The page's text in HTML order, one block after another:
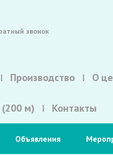
звонок
Производство О
м) Контакты
Объявления